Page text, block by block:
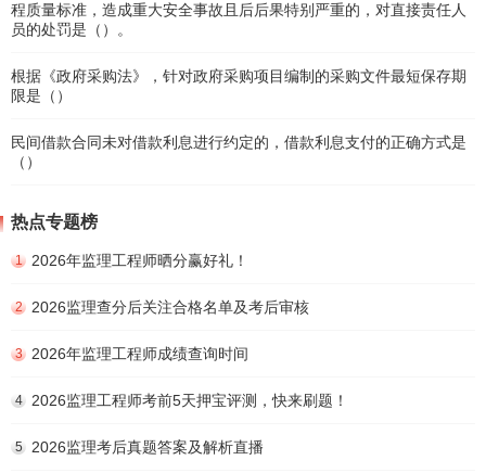
程质量标准，造成重大安全事故且后后果特别严重的，对直接责任人
员的处罚是（）。
根据《政府采购法》，针对政府采购项目编制的采购文件最短保存期
限是（）
民间借款合同未对借款利息进行约定的，借款利息支付的正确方式是
（）
热点专题榜
1 2026年监理工程师晒分赢好礼！
2 2026监理查分后关注合格名单及考后审核
3 2026年监理工程师成绩查询时间
4 2026监理工程师考前5天押宝评测，快来刷题！
5 2026监理考后真题答案及解析直播